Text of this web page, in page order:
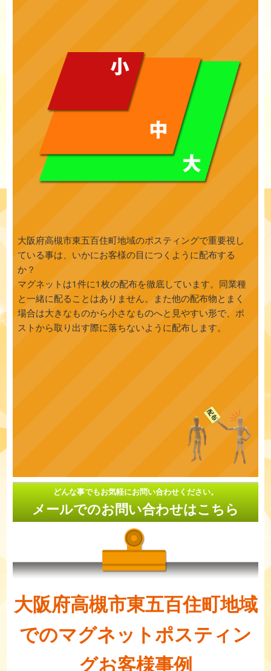
大阪府高槻市東五百住町地域のポスティングで重要視し
ている事は、いかにお客様の目につくように配布する
か？
マグネットは1件に1枚の配布を徹底しています。同業種
と一緒に配ることはありません。また他の配布物とまく
場合は大きなものから小さなものへと見やすい形で、ポ
ストから取り出す際に落ちないように配布します。
どんな事でもお気軽にお問い合わせください。
メールでのお問い合わせはこちら
大阪府高槻市東五百住町地域
でのマグネットポスティン
グお客様事例